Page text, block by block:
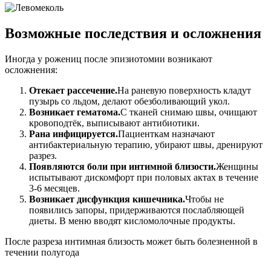
Возможные последствия и осложнения
Иногда у рожениц после эпизиотомии возникают
осложнения:
Отекает рассечение.На раневую поверхность кладут
пузырь со льдом, делают обезболивающий укол.
Возникает гематома.С тканей снимаю швы, очищают
кровоподтёк, выписывают антибиотики.
Рана инфицируется.Пациенткам назначают
антибактериальную терапию, убирают швы, дренируют
разрез.
Появляются боли при интимной близости.Женщины
испытывают дискомфорт при половых актах в течение
3-6 месяцев.
Возникает дисфункция кишечника.Чтобы не
появились запоры, придерживаются послабляющей
диеты. В меню вводят кисломолочные продукты.
После разреза интимная близость может быть болезненной в
течении полугода